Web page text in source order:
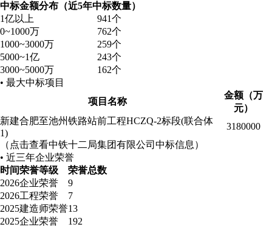
中标金额分布（近5年中标数量）
1亿以上
941个
0~1000万
762个
1000~3000万
259个
5000~1亿
243个
3000~5000万
162个
• 最大中标项目
项目名称
金额（万
元）
新建合肥至池州铁路站前工程HCZQ-2标段(联合体
1)
3180000
（点击查看中铁十二局集团有限公司中标信息）
• 近三年企业荣誉
时间荣誉等级
荣誉总数
2026企业荣誉
9
2026工程荣誉
7
2025建造师荣誉13
2025企业荣誉
192